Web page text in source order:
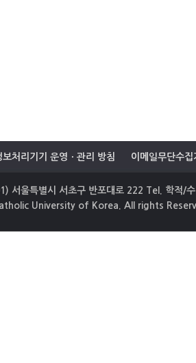
보처리기기 운영ㆍ관리 방침 이메일무단수집
서울특별시 서초구 반포대로 222 Tel. 학적/
University of Korea. All rights